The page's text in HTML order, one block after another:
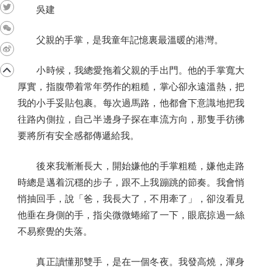
吳建
父親的手掌，是我童年記憶裏最溫暖的港灣。
小時候，我總愛拖着父親的手出門。他的手掌寬大
厚實，指腹帶着常年勞作的粗糙，掌心卻永遠溫熱，把
我的小手妥貼包裹。每次過馬路，他都會下意識地把我
往路內側拉，自己半邊身子探在車流方向，那隻手彷彿
要將所有安全感都傳遞給我。
後來我漸漸長大，開始嫌他的手掌粗糙，嫌他走路
時總是邁着沉穩的步子，跟不上我蹦跳的節奏。我會悄
悄抽回手，說「爸，我長大了，不用牽了」，卻沒看見
他垂在身側的手，指尖微微蜷縮了一下，眼底掠過一絲
不易察覺的失落。
真正讀懂那雙手，是在一個冬夜。我發高燒，渾身